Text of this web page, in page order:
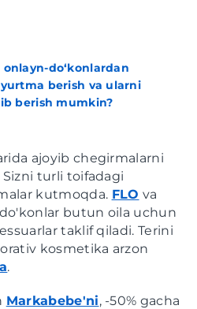
onlayn-do‘konlardan
berish va ularni
berish mumkin?
ajoyib chegirmalarni
turli toifadagi
kutmoqda. FLO va
butun oila uchun
taklif qiladi. Terini
kosmetika arzon
.
Markabebe'ni, -50% gacha